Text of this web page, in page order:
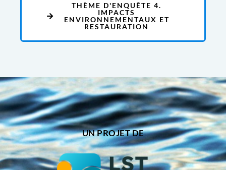
THÈME D'ENQUÊTE 4.
IMPACTS
ENVIRONNEMENTAUX ET
RESTAURATION
UN PROJET DE